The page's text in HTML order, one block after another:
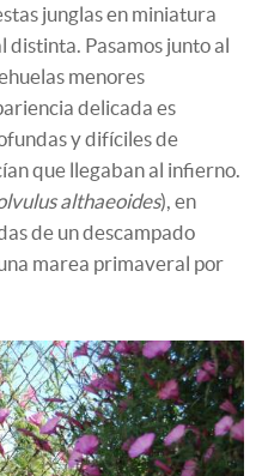
junglas en miniatura
Pasamos junto al
menores
delicada es
y difíciles de
que llegaban al infierno.
althaeoides), en
de un descampado
marea primaveral por